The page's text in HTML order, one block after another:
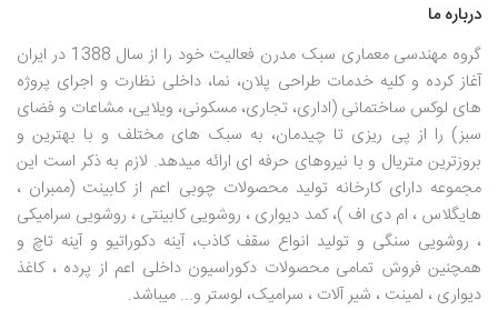
درباره ما
گروه مهندسی معماری سبک مدرن فعالیت خود را از سال 1388 در ایران
آغاز کرده و کلیه خدمات طراحی پلان، نما، داخلی نظارت و اجرای پروژه
های لوکس ساختمانی (اداری، تجاری، مسکونی، ویلایی، مشاعات و فضای
سبز) را از پی ریزی تا چیدمان، به سبک های مختلف و با بهترین و
بروزترین متریال و با نیروهای حرفه ای ارائه میدهد. لازم به ذکر است این
مجموعه دارای کارخانه تولید محصولات چوبی اعم از کابینت (ممبران ،
هایگلاس ، ام دی اف )، کمد دیواری ، روشویی کابینتی ، روشویی سرامیکی
، روشویی سنگی و تولید انواع سقف کاذب، آینه دکوراتیو و آینه تاچ و
همچنین فروش تمامی محصولات دکوراسیون داخلی اعم از پرده ، کاغذ
دیواری ، لمینت ، شیر آلات ، سرامیک، لوستر و... میباشد.